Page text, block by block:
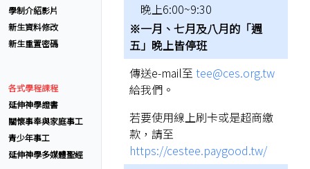
學制介紹影片
新生資料修改
新生重置密碼
各式學程課程
延伸神學證書
關懷事奉與家庭事工
青少年事工
延伸神學多媒體聖經
晚上6:00~9:30
※一月、七月及八月的「週
五」晚上皆停班
傳送e-mail至tee@ces.org.tw
給我們。
若要使用線上刷卡或是超商繳
款，請至
https://cestee.paygood.tw/